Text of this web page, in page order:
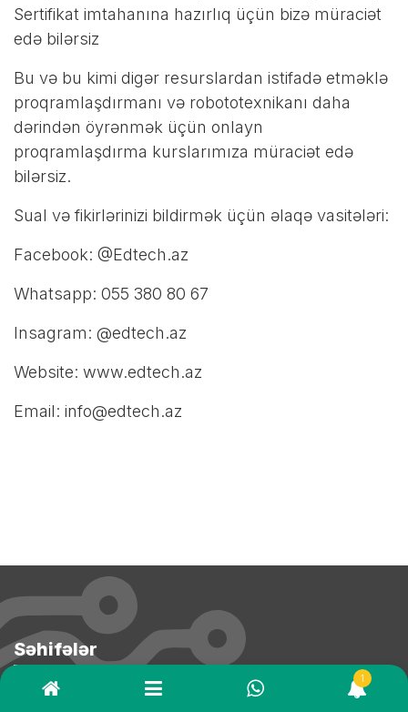
Sertifikat imtahanına hazırlıq üçün bizə müraciət
edə bilərsiz
Bu və bu kimi digər resurslardan istifadə etməklə
proqramlaşdırmanı və robototexnikanı daha
dərindən öyrənmək üçün onlayn
proqramlaşdırma kurslarımıza müraciət edə
bilərsiz.
Sual və fikirlərinizi bildirmək üçün əlaqə vasitələri:
Facebook: @Edtech.az
Whatsapp: 055 380 80 67
Insagram: @edtech.az
Website: www.edtech.az
Email: info@edtech.az
Səhifələr
Robototexnika Kursları Bakı – Uşaqlar üçün STEM Təlimləri
1